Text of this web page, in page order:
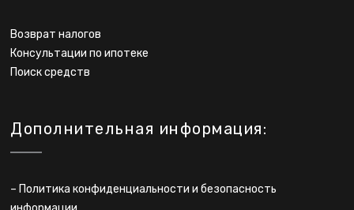
Возврат налогов
Консультации по ипотеке
Поиск средств
Дополнительная информация:
– Политика конфиденциальности и безопасность